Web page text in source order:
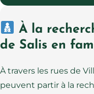
À la
de Salis en
À travers les rues de
peuvent partir à la